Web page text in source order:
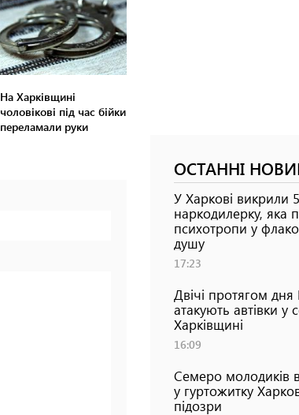
На Харківщині
чоловікові під час бійки
переламали руки
ОСТАННІ
У Харкові викрили
наркодилерку, яка
психотропи у
душу
17:23
Двічі протягом
атакують автівки у
Харківщині
16:09
Семеро молодиків
у гуртожитку
підозри